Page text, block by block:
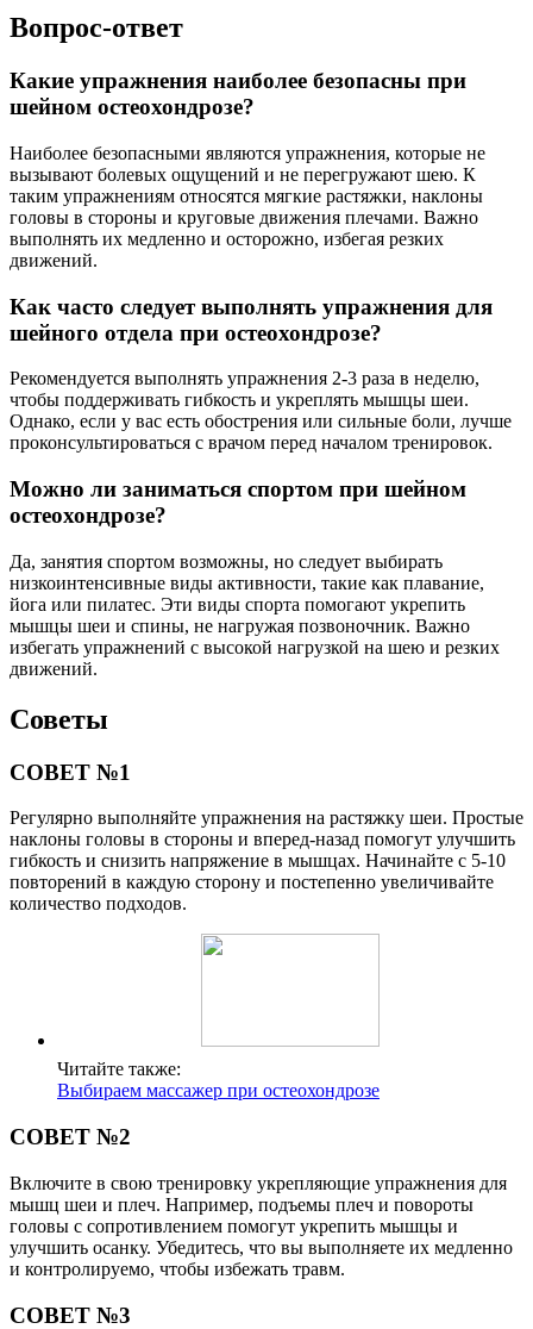
Вопрос-ответ
Какие упражнения наиболее безопасны при
шейном остеохондрозе?
Наиболее безопасными являются упражнения, которые не
вызывают болевых ощущений и не перегружают шею. К
таким упражнениям относятся мягкие растяжки, наклоны
головы в стороны и круговые движения плечами. Важно
выполнять их медленно и осторожно, избегая резких
движений.
Как часто следует выполнять упражнения для
шейного отдела при остеохондрозе?
Рекомендуется выполнять упражнения 2-3 раза в неделю,
чтобы поддерживать гибкость и укреплять мышцы шеи.
Однако, если у вас есть обострения или сильные боли, лучше
проконсультироваться с врачом перед началом тренировок.
Можно ли заниматься спортом при шейном
остеохондрозе?
Да, занятия спортом возможны, но следует выбирать
низкоинтенсивные виды активности, такие как плавание,
йога или пилатес. Эти виды спорта помогают укрепить
мышцы шеи и спины, не нагружая позвоночник. Важно
избегать упражнений с высокой нагрузкой на шею и резких
движений.
Советы
СОВЕТ №1
Регулярно выполняйте упражнения на растяжку шеи. Простые
наклоны головы в стороны и вперед-назад помогут улучшить
гибкость и снизить напряжение в мышцах. Начинайте с 5-10
повторений в каждую сторону и постепенно увеличивайте
количество подходов.
Читайте также:
Выбираем массажер при остеохондрозе
СОВЕТ №2
Включите в свою тренировку укрепляющие упражнения для
мышц шеи и плеч. Например, подъемы плеч и повороты
головы с сопротивлением помогут укрепить мышцы и
улучшить осанку. Убедитесь, что вы выполняете их медленно
и контролируемо, чтобы избежать травм.
СОВЕТ №3